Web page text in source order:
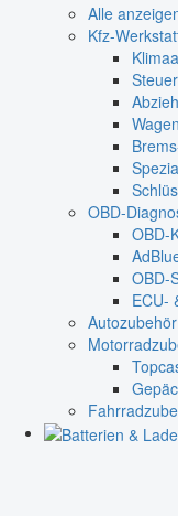
Alle
Kfz-
OBD-
OBD-
OBD-
ECU-
Autozubehör